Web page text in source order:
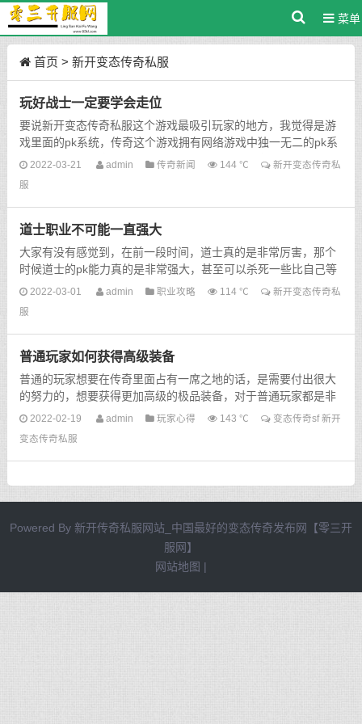
菜单
首页 > 新开变态传奇私服
玩好战士一定要学会走位
要说新开变态传奇私服这个游戏最吸引玩家的地方，我觉得是游
戏里面的pk系统，传奇这个游戏拥有网络游戏中独一无二的pk系
统，这让许多玩家都非常的欣喜，因为它能让玩家体验到更...
2022-03-21 admin 传奇新闻 144 ℃
新开变态传奇私
服
道士职业不可能一直强大
大家有没有感觉到，在前一段时间，道士真的是非常厉害，那个
时候道士的pk能力真的是非常强大，甚至可以杀死一些比自己等
级还要高的战士玩家，那个时候的道士可谓是意气风发，看到
2022-03-01 admin 职业攻略 114 ℃
新开变态传奇私
服
普通玩家如何获得高级装备
普通的玩家想要在传奇里面占有一席之地的话，是需要付出很大
的努力的，想要获得更加高级的极品装备，对于普通玩家都是非
常困难的，也可以说是遥不可及的梦想，但是只要我们付出了...
2022-02-19 admin 玩家心得 143 ℃ 变态传奇sf 新开
变态传奇私服
Powered By 新开传奇私服网站_中国最好的变态传奇发布网【零三开
服网】
网站地图 |